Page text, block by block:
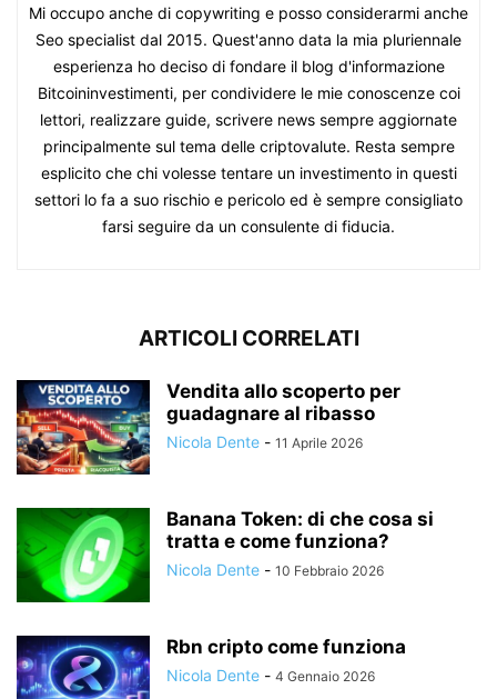
Mi occupo anche di copywriting e posso considerarmi anche
Seo specialist dal 2015. Quest'anno data la mia pluriennale
esperienza ho deciso di fondare il blog d'informazione
Bitcoininvestimenti, per condividere le mie conoscenze coi
lettori, realizzare guide, scrivere news sempre aggiornate
principalmente sul tema delle criptovalute. Resta sempre
esplicito che chi volesse tentare un investimento in questi
settori lo fa a suo rischio e pericolo ed è sempre consigliato
farsi seguire da un consulente di fiducia.
ARTICOLI CORRELATI
Vendita allo scoperto per
guadagnare al ribasso
Nicola Dente - 11 Aprile 2026
Banana Token: di che cosa si
tratta e come funziona?
Nicola Dente - 10 Febbraio 2026
Rbn cripto come funziona
Nicola Dente - 4 Gennaio 2026